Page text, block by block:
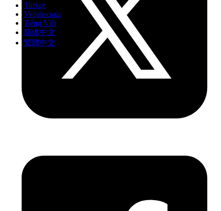
Türkçe
Українська
Tiếng Việt
简体中文
繁體中文